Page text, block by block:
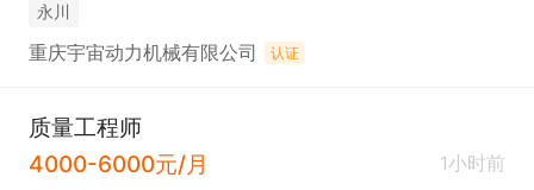
永川
重庆宇宙动力机械有限公司 认证
质量工程师
4000-6000元/月
1小时前